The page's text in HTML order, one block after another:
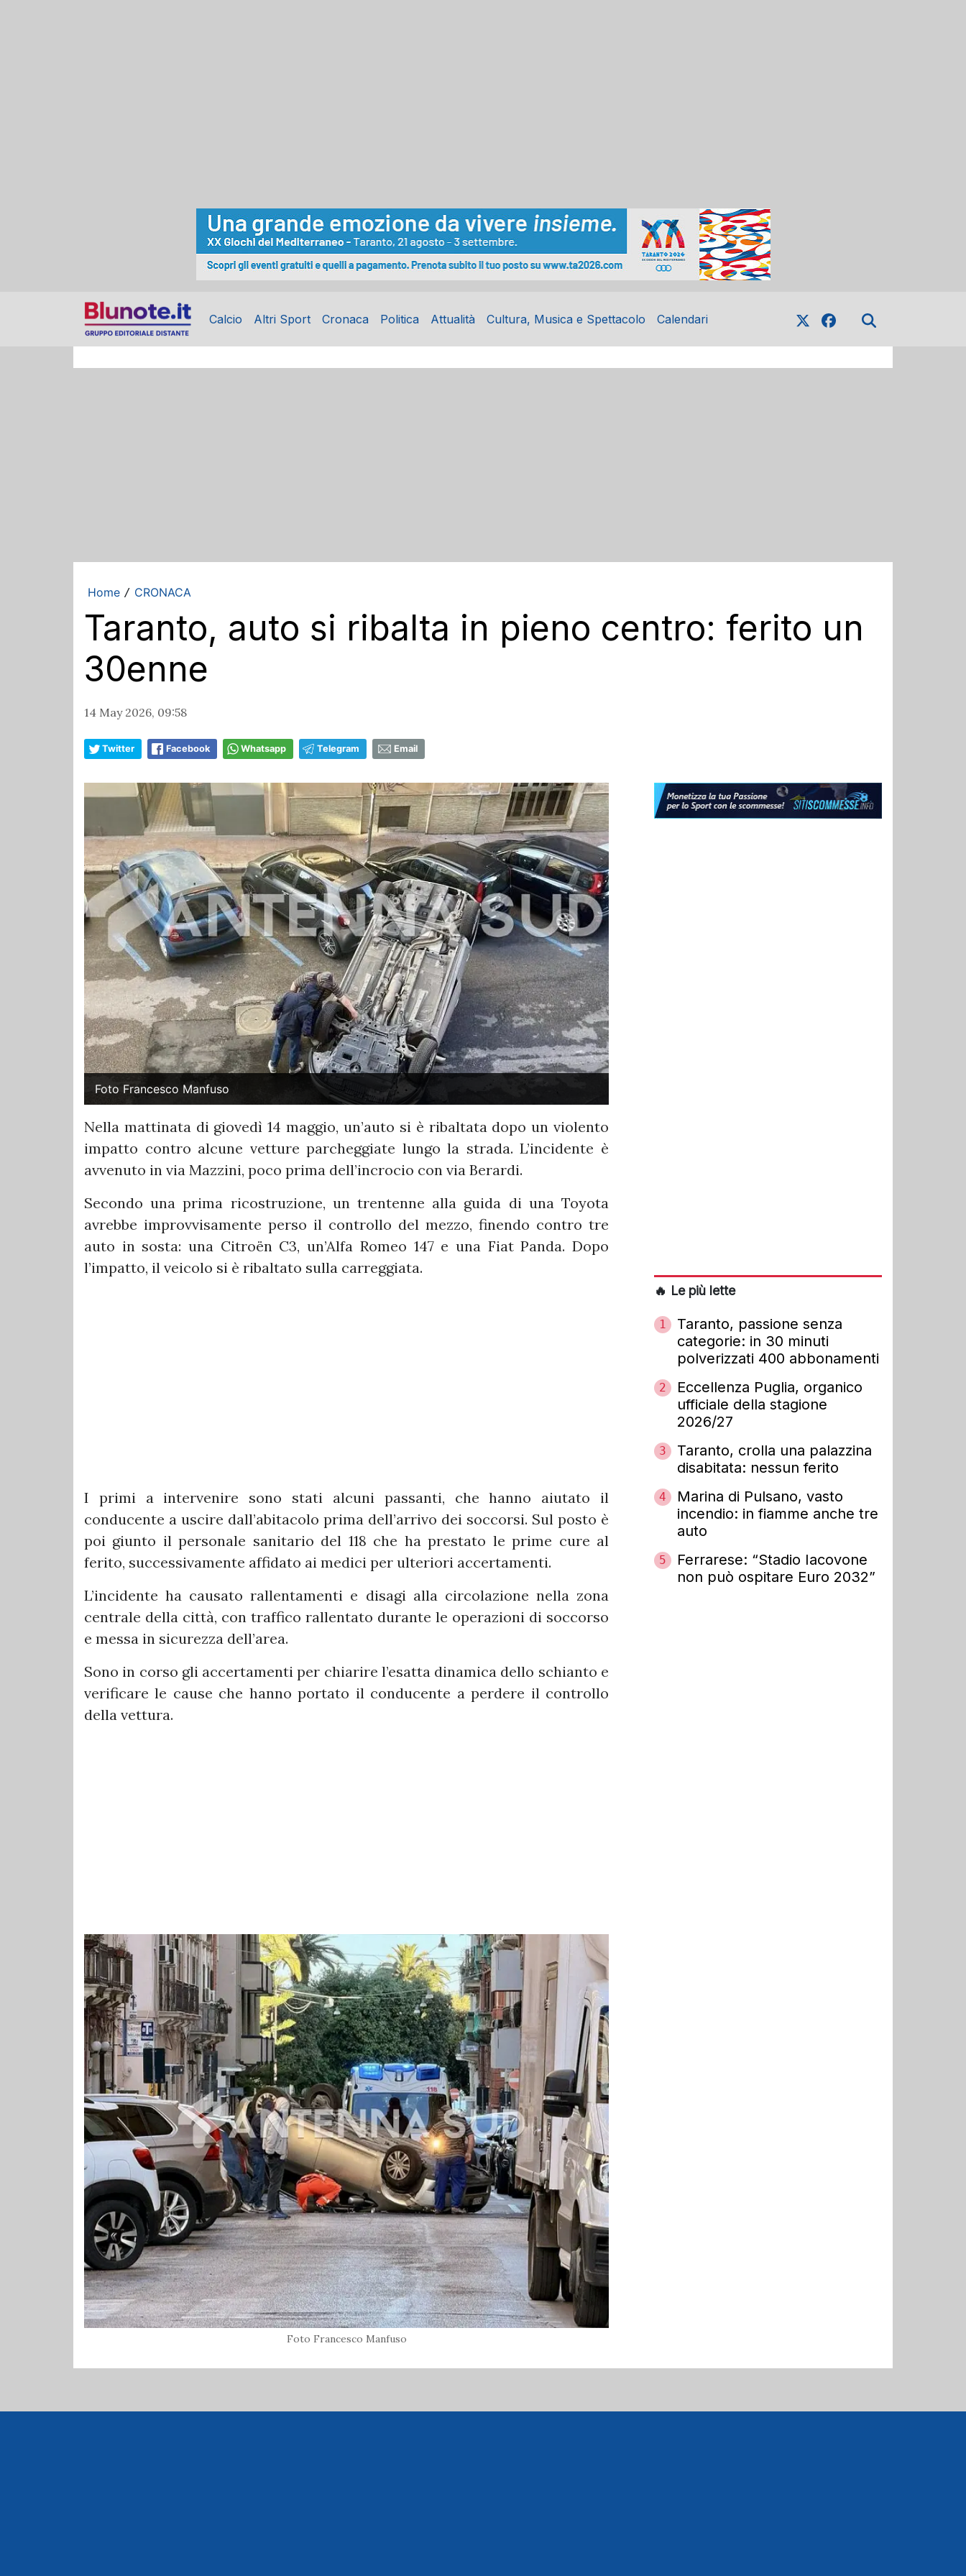
Calcio Altri Sport Cronaca Politica Attualità Cultura, Musica e Spettacolo Calendari
Home / CRONACA
Taranto, auto si ribalta in pieno centro: ferito un
30enne
14 May 2026, 09:58
Twitter Facebook Whatsapp Telegram Email
Foto Francesco Manfuso
Nella mattinata di giovedì 14 maggio, un’auto si è ribaltata dopo un violento
impatto contro alcune vetture parcheggiate lungo la strada. L’incidente è
avvenuto in via Mazzini, poco prima dell’incrocio con via Berardi.
Secondo una prima ricostruzione, un trentenne alla guida di una Toyota
avrebbe improvvisamente perso il controllo del mezzo, finendo contro tre
auto in sosta: una Citroën C3, un’Alfa Romeo 147 e una Fiat Panda. Dopo
l’impatto, il veicolo si è ribaltato sulla carreggiata.
I primi a intervenire sono stati alcuni passanti, che hanno aiutato il
conducente a uscire dall’abitacolo prima dell’arrivo dei soccorsi. Sul posto è
poi giunto il personale sanitario del 118 che ha prestato le prime cure al
ferito, successivamente affidato ai medici per ulteriori accertamenti.
L’incidente ha causato rallentamenti e disagi alla circolazione nella zona
centrale della città, con traffico rallentato durante le operazioni di soccorso
e messa in sicurezza dell’area.
Sono in corso gli accertamenti per chiarire l’esatta dinamica dello schianto e
verificare le cause che hanno portato il conducente a perdere il controllo
della vettura.
Foto Francesco Manfuso
🔥 Le più lette
1
Taranto, passione senza
categorie: in 30 minuti
polverizzati 400 abbonamenti
2
Eccellenza Puglia, organico
ufficiale della stagione
2026/27
3
Taranto, crolla una palazzina
disabitata: nessun ferito
4
Marina di Pulsano, vasto
incendio: in fiamme anche tre
auto
5
Ferrarese: “Stadio Iacovone
non può ospitare Euro 2032”